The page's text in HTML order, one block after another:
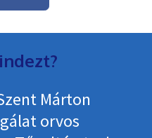
Márton
orvos